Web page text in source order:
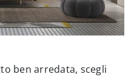
ben arredata, scegli